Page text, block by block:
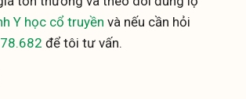
Y học cổ truyền và nếu cần hỏi
để tôi tư vấn.